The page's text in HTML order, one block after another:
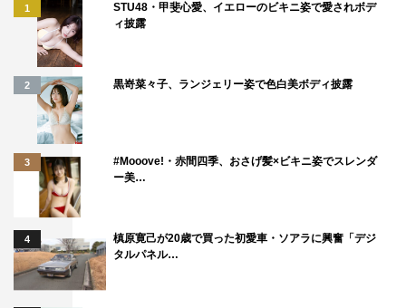
1
STU48・甲斐心愛、イエローのビキニ姿で愛されボデ
ィ披露
2 黒嵜菜々子、ランジェリー姿で色白美ボディ披露
3
#Mooove!・赤間四季、おさげ髪×ビキニ姿でスレンダ
ー美…
4
槙原寛己が20歳で買った初愛車・ソアラに興奮「デジ
タルパネル…